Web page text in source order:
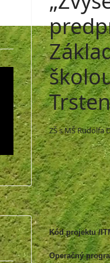
ZŠ s MŠ Rudolfa
Kód projektu /
Operačný